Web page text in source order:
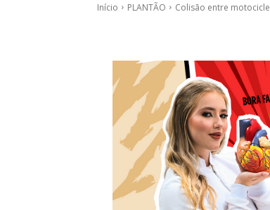
Início PLANTÃO Colisão entre